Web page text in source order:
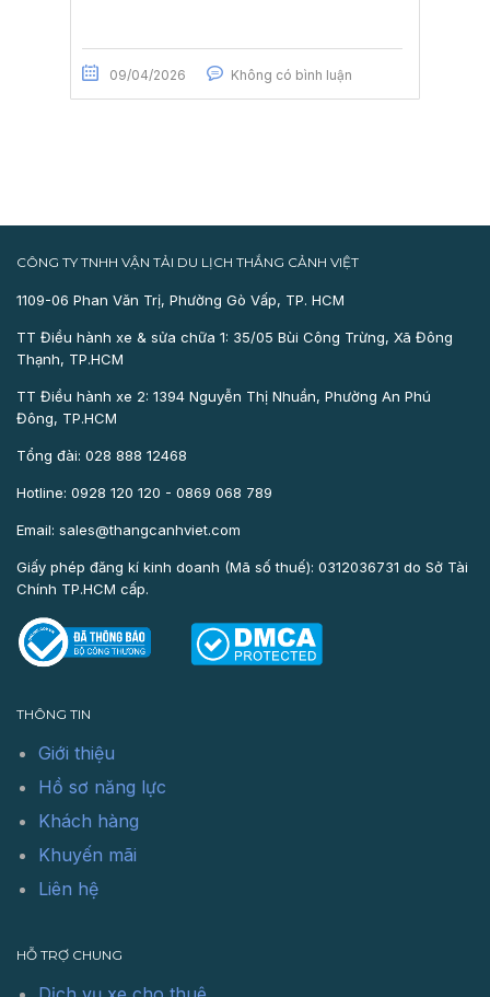
09/04/2026 Không có bình luận
CÔNG TY TNHH VẬN TẢI DU LỊCH THẮNG CẢNH VIỆT
1109-06 Phan Văn Trị, Phường Gò Vấp, TP. HCM
TT Điều hành xe & sửa chữa 1: 35/05 Bùi Công Trừng, Xã Đông
Thạnh, TP.HCM
TT Điều hành xe 2: 1394 Nguyễn Thị Nhuần, Phường An Phú
Đông, TP.HCM
Tổng đài: 028 888 12468
Hotline: 0928 120 120 - 0869 068 789
Email: sales@thangcanhviet.com
Giấy phép đăng kí kinh doanh (Mã số thuế): 0312036731 do Sở Tài
Chính TP.HCM cấp.
THÔNG TIN
Giới thiệu
Hồ sơ năng lực
Khách hàng
Khuyến mãi
Liên hệ
HỖ TRỢ CHUNG